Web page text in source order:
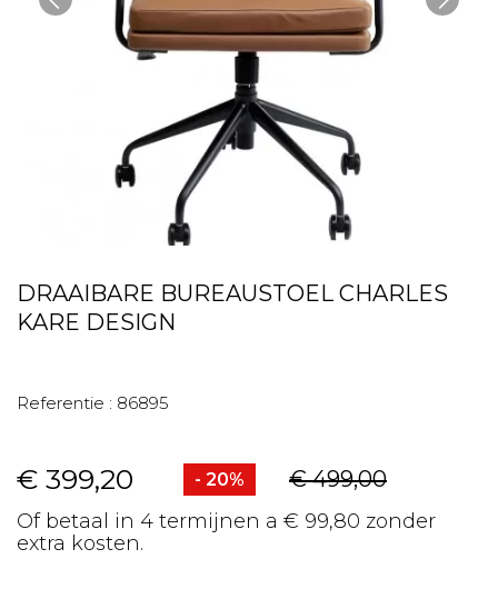
DRAAIBARE BUREAUSTOEL CHARLES
KARE DESIGN
Referentie : 86895
€ 399,20 - 20% € 499,00
Of betaal in 4 termijnen a € 99,80 zonder
extra kosten.